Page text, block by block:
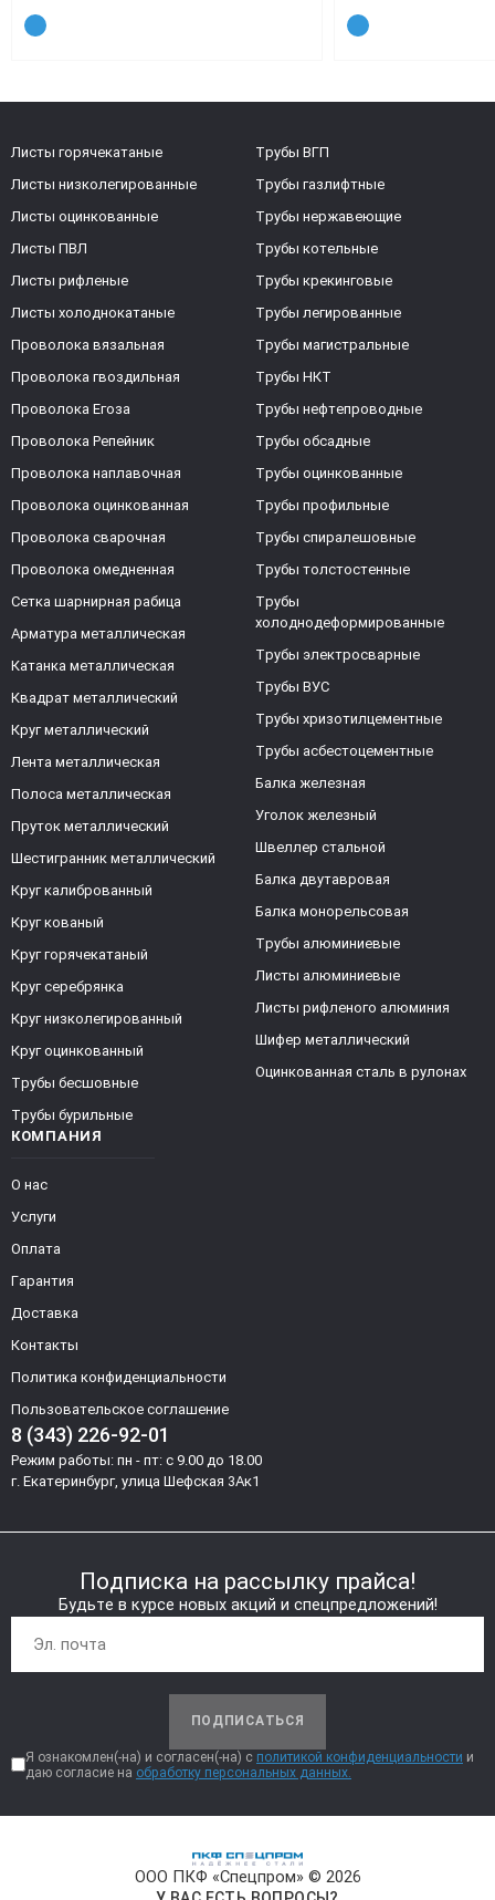
КОМПАНИЯ
О нас
Услуги
Оплата
Гарантия
Доставка
Контакты
Политика конфиденциальности
Пользовательское соглашение
8 (343) 226-92-01
Режим работы: пн - пт: с 9.00 до 18.00
г. Екатеринбург, улица Шефская 3Ак1
Листы горячекатаные
Листы низколегированные
Листы оцинкованные
Листы ПВЛ
Листы рифленые
Листы холоднокатаные
Проволока вязальная
Проволока гвоздильная
Проволока Егоза
Проволока Репейник
Проволока наплавочная
Проволока оцинкованная
Проволока сварочная
Проволока омедненная
Сетка шарнирная рабица
Арматура металлическая
Катанка металлическая
Квадрат металлический
Круг металлический
Лента металлическая
Полоса металлическая
Пруток металлический
Шестигранник металлический
Круг калиброванный
Круг кованый
Круг горячекатаный
Круг серебрянка
Круг низколегированный
Круг оцинкованный
Трубы бесшовные
Трубы бурильные
Трубы ВГП
Трубы газлифтные
Трубы нержавеющие
Трубы котельные
Трубы крекинговые
Трубы легированные
Трубы магистральные
Трубы НКТ
Трубы нефтепроводные
Трубы обсадные
Трубы оцинкованные
Трубы профильные
Трубы спиралешовные
Трубы толстостенные
Трубы
холоднодеформированные
Трубы электросварные
Трубы ВУС
Трубы хризотилцементные
Трубы асбестоцементные
Балка железная
Уголок железный
Швеллер стальной
Балка двутавровая
Балка монорельсовая
Трубы алюминиевые
Листы алюминиевые
Листы рифленого алюминия
Шифер металлический
Оцинкованная сталь в рулонах
Подписка на рассылку прайса!
Будьте в курсе новых акций и спецпредложений!
ПОДПИСАТЬСЯ
Я ознакомлен(-на) и согласен(-на) с политикой конфиденциальности и
даю согласие на обработку персональных данных.
ООО ПКФ «Спецпром» © 2026